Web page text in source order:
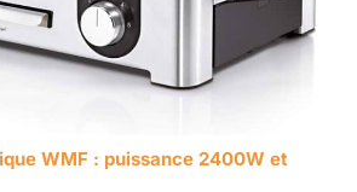
WMF : puissance 2400W et